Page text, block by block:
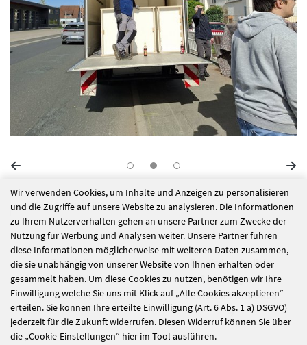
alle Nachrichten
Baustellenbesuch:
Einblick in den
Baufortschritt
Es wird wohnlich:
Außenanlagen und
Feinschliff im Fokus
Wir verwenden Cookies, um Inhalte und Anzeigen zu personalisieren
und die Zugriffe auf unsere Website zu analysieren. Die Informationen
zu Ihrem Nutzerverhalten gehen an unsere Partner zum Zwecke der
Nutzung für Werbung und Analysen weiter. Unsere Partner führen
diese Informationen möglicherweise mit weiteren Daten zusammen,
die sie unabhängig von unserer Website von Ihnen erhalten oder
gesammelt haben. Um diese Cookies zu nutzen, benötigen wir Ihre
Einwilligung welche Sie uns mit Klick auf „Alle Cookies akzeptieren“
erteilen. Sie können Ihre erteilte Einwilligung (Art. 6 Abs. 1 a) DSGVO)
jederzeit für die Zukunft widerrufen. Diesen Widerruf können Sie über
die „Cookie-Einstellungen“ hier im Tool ausführen.